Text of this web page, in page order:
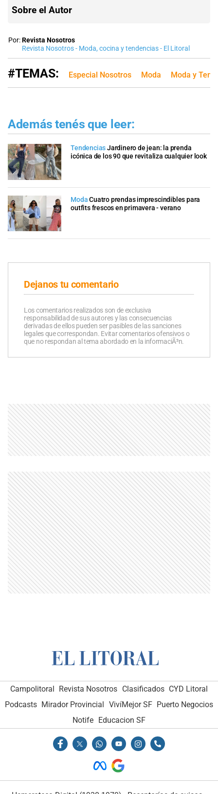
Sobre el Autor
Por:Revista Nosotros
Revista Nosotros - Moda, cocina y tendencias - El Litoral
#TEMAS: Especial Nosotros Moda Moda y
Además tenés que leer:
TendenciasJardinero de jean: la prenda
icónica de los 90 que revitaliza cualquier look
ModaCuatro prendas imprescindibles para
outfits frescos en primavera - verano
Dejanos tu comentario
Los comentarios realizados son de exclusiva
responsabilidad de sus autores y las consecuencias
derivadas de ellos pueden ser pasibles de las sanciones
legales que correspondan. Evitar comentarios ofensivos o
que no respondan al tema abordado en la informaciÃ³n.
Campolitoral Revista Nosotros Clasificados CYD Litoral
Podcasts Mirador Provincial VivíMejor SF Puerto Negocios
Notife Educacion SF